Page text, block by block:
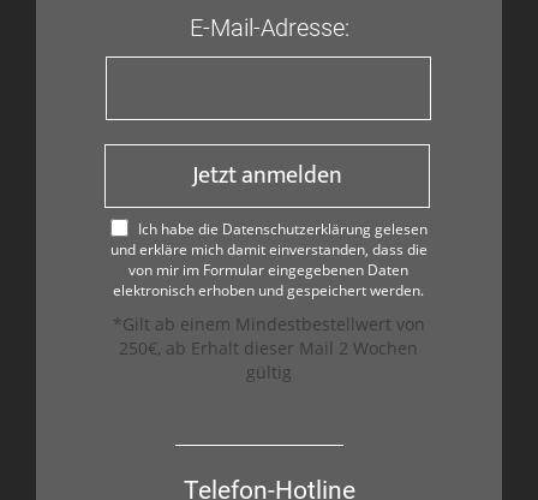
E-Mail-Adresse:
Jetzt anmelden
Ich habe die Datenschutzerklärung gelesen
und erkläre mich damit einverstanden, dass die
von mir im Formular eingegebenen Daten
elektronisch erhoben und gespeichert werden.
*Gilt ab einem Mindestbestellwert von
250€, ab Erhalt dieser Mail 2 Wochen
gültig
Telefon-Hotline